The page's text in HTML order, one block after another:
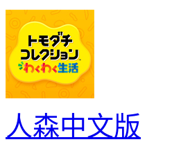
人森中文版